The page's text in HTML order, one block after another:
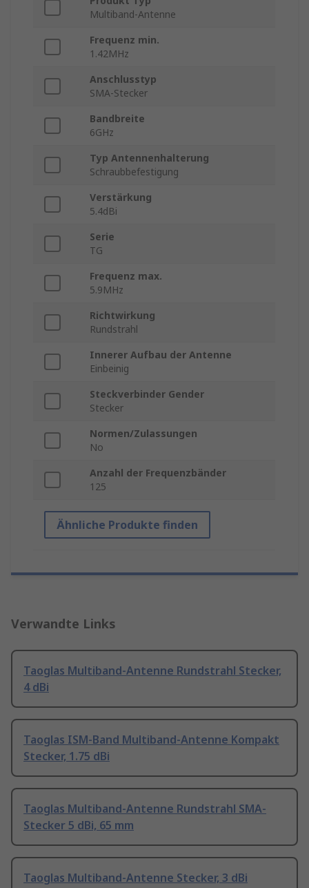
Multiband-Antenne
Frequenz min.
1.42MHz
Anschlusstyp
SMA-Stecker
Bandbreite
6GHz
Typ Antennenhalterung
Schraubbefestigung
Verstärkung
5.4dBi
Serie
TG
Frequenz max.
5.9MHz
Richtwirkung
Rundstrahl
Innerer Aufbau der Antenne
Einbeinig
Steckverbinder Gender
Stecker
Normen/Zulassungen
No
Anzahl der Frequenzbänder
125
Ähnliche Produkte finden
Verwandte Links
Taoglas Multiband-Antenne Rundstrahl Stecker,
4 dBi
Taoglas ISM-Band Multiband-Antenne Kompakt
Stecker, 1.75 dBi
Taoglas Multiband-Antenne Rundstrahl SMA-
Stecker 5 dBi, 65 mm
Taoglas Multiband-Antenne Stecker, 3 dBi